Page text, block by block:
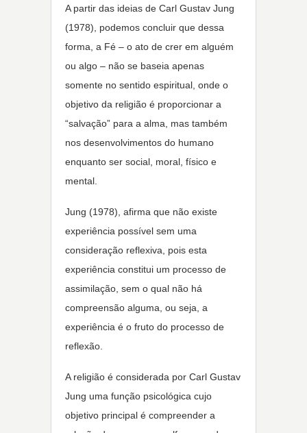
A partir das ideias de Carl Gustav Jung
(1978), podemos concluir que dessa
forma, a Fé – o ato de crer em alguém
ou algo – não se baseia apenas
somente no sentido espiritual, onde o
objetivo da religião é proporcionar a
“salvação” para a alma, mas também
nos desenvolvimentos do humano
enquanto ser social, moral, físico e
mental.
Jung (1978), afirma que não existe
experiência possível sem uma
consideração reflexiva, pois esta
experiência constitui um processo de
assimilação, sem o qual não há
compreensão alguma, ou seja, a
experiência é o fruto do processo de
reflexão.
A religião é considerada por Carl Gustav
Jung uma função psicológica cujo
objetivo principal é compreender a